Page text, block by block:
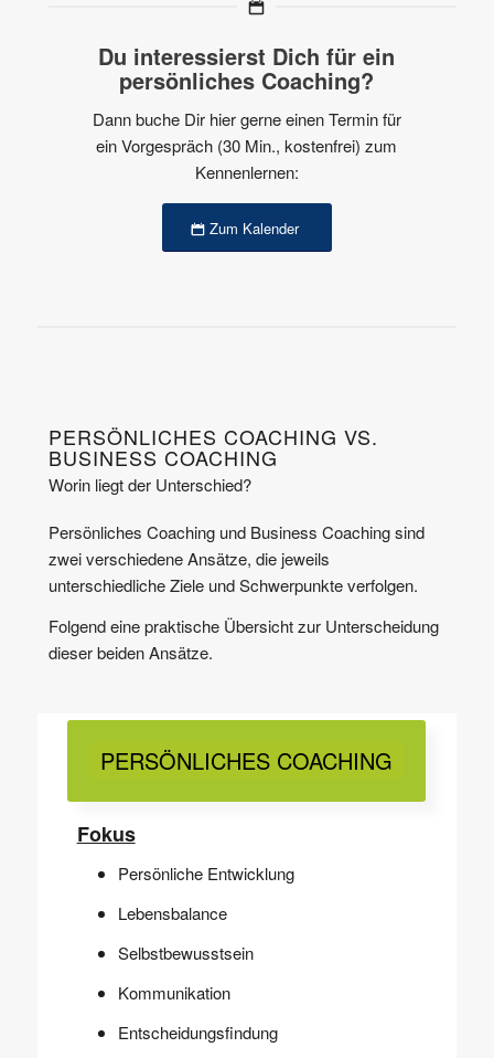
Du interessierst Dich für ein
persönliches Coaching?
Dann buche Dir hier gerne einen Termin für
ein Vorgespräch (30 Min., kostenfrei) zum
Kennenlernen:
Zum Kalender
PERSÖNLICHES COACHING VS.
BUSINESS COACHING
Worin liegt der Unterschied?
Persönliches Coaching und Business Coaching sind
zwei verschiedene Ansätze, die jeweils
unterschiedliche Ziele und Schwerpunkte verfolgen.
Folgend eine praktische Übersicht zur Unterscheidung
dieser beiden Ansätze.
PERSÖNLICHES COACHING
Fokus
Persönliche Entwicklung
Lebensbalance
Selbstbewusstsein
Kommunikation
Entscheidungsfindung